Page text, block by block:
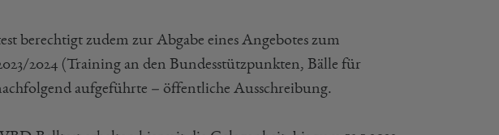
berechtigt zudem zur Abgabe eines Angebotes zum
2024 (Training an den Bundesstützpunkten, Bälle für
aufgeführte – öffentliche Ausschreibung.